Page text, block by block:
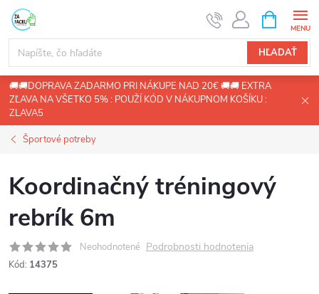
Prejsť
obsah
HĽADAŤ
KOŠÍK
🚚🚚DOPRAVA ZADARMO PRI NÁKUPE NAD 20€ 🚚🚚 EXTRA
ZĽAVA NA VŠETKO 5% : POUŽÍ KÓD V NÁKUPNOM KOŠÍKU :
ZLAVA5
Športové potreby
Koordinačný tréningový
rebrík 6m
Neohodnotené Podrobnosti hodnotenia
Kód: 14375